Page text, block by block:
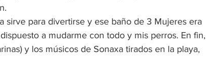
sirve para divertirse y ese baño de 3 Mujeres era
a mudarme con todo y mis perros. En fin,
y los músicos de Sonaxa tirados en la playa,